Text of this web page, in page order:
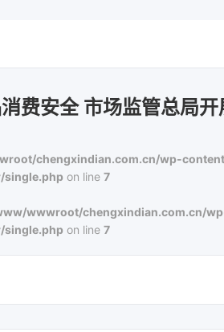
费安全 市场监管总局
chengxindian.com.cn/wp-
single.php on line7
wwwroot/chengxindian.com.cn/
single.php on line7